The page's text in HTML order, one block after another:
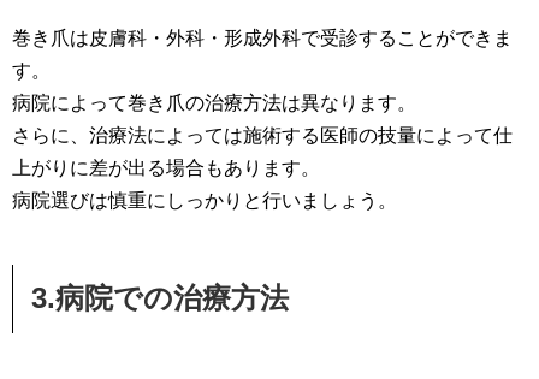
巻き爪は皮膚科・外科・形成外科で受診することができま
す。
病院によって巻き爪の治療方法は異なります。
さらに、治療法によっては施術する医師の技量によって仕
上がりに差が出る場合もあります。
病院選びは慎重にしっかりと行いましょう。
3.病院での治療方法